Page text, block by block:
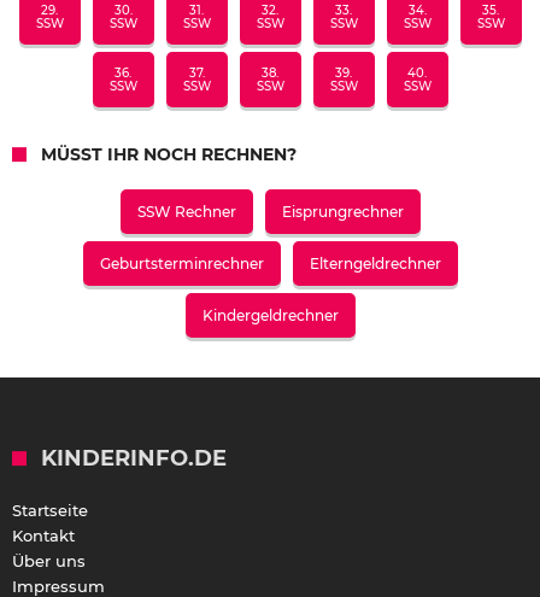
29.
SSW
30.
SSW
31.
SSW
32.
SSW
33.
SSW
34.
SSW
35.
SSW
36.
SSW
37.
SSW
38.
SSW
39.
SSW
40.
SSW
MÜSST IHR NOCH RECHNEN?
SSW Rechner Eisprungrechner
Geburtsterminrechner Elterngeldrechner
Kindergeldrechner
KINDERINFO.DE
Startseite
Kontakt
Über uns
Impressum